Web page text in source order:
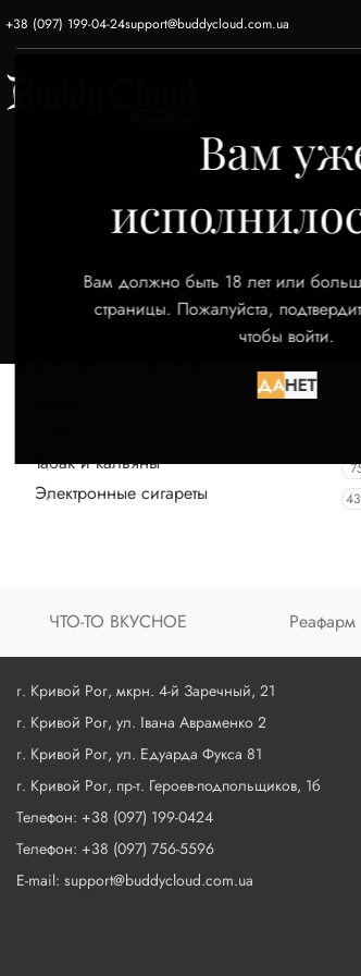
Вам
Вам должно быть 18 лет или
страницы. Пожалуйста,
чтобы войти.
ДАНЕТ
+38 (097) 199-04-24support@buddycloud.com.ua
Табак и кальяны
Электронные сигареты
ЧТО-ТО ВКУСНОЕ Реафарм
г. Кривой Рог, мкрн. 4-й Заречный, 21
г. Кривой Рог, ул. Івана Авраменко 2
г. Кривой Рог, ул. Едуарда Фукса 81
г. Кривой Рог, пр-т. Героев-подпольщиков, 1б
Телефон: +38 (097) 199-0424
Телефон: +38 (097) 756-5596
E-mail: support@buddycloud.com.ua